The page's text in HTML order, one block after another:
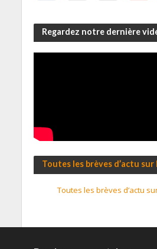
Regardez notre dernière
Toutes les brèves d’actu sur
Toutes les brèves d’actu